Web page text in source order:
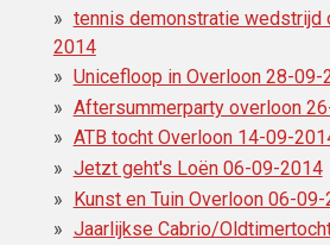
tennis demonstratie wedstrijd
2014
Unicefloop in Overloon 28-09-
Aftersummerparty overloon
ATB tocht Overloon 14-09-
Jetzt geht's Loën 06-09-2014
Kunst en Tuin Overloon 06-
Jaarlijkse Cabrio/